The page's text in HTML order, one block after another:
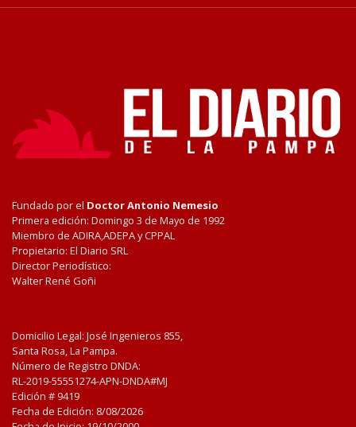
Fundado por el Doctor Antonio Nemesio
Primera edición: Domingo 3 de Mayo de 1992
Miembro de ADIRA,ADEPA y CPPAL
Propietario: El Diario SRL
Director Periodístico:
Walter René Goñi
Domicilio Legal: José Ingenieros 855,
Santa Rosa, La Pampa.
Número de Registro DNDA:
RL-2019-55551274-APN-DNDA#MJ
Edición # 9419
Fecha de Edición: 8/08/2026